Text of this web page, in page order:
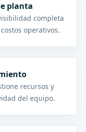
planta
completa
operativos.
recursos y
del equipo.